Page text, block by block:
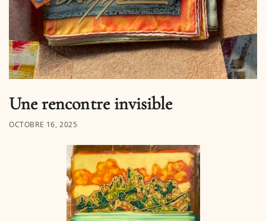
Une rencontre invisible
OCTOBRE 16, 2025